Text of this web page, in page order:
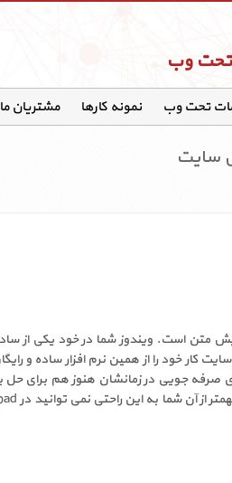
تحت وب
تحت وب نمونه کارها مشتریان ما
سایت
متن است. ویندوز شما در خود یکی از
کار خود را از همین نرم افزار ساده و
جویی در زمانشان هنوز هم برای حل
از آن شما به این راحتی نمی توانید در